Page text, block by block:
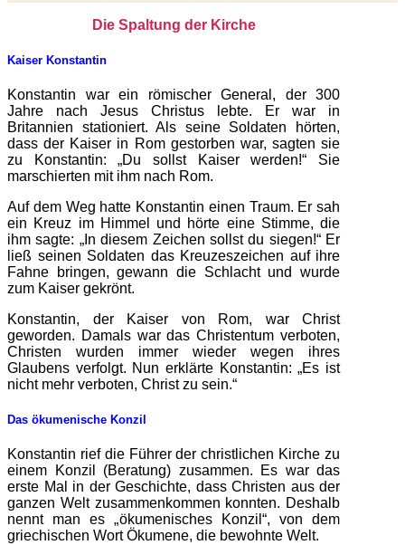
Die Spaltung der Kirche
Kaiser Konstantin
Konstantin war ein römischer General, der 300
Jahre nach Jesus Christus lebte. Er war in
Britannien stationiert. Als seine Soldaten hörten,
dass der Kaiser in Rom gestorben war, sagten sie
zu Konstantin: „Du sollst Kaiser werden!“ Sie
marschierten mit ihm nach Rom.
Auf dem Weg hatte Konstantin einen Traum. Er sah
ein Kreuz im Himmel und hörte eine Stimme, die
ihm sagte: „In diesem Zeichen sollst du siegen!“ Er
ließ seinen Soldaten das Kreuzeszeichen auf ihre
Fahne bringen, gewann die Schlacht und wurde
zum Kaiser gekrönt.
Konstantin, der Kaiser von Rom, war Christ
geworden. Damals war das Christentum verboten,
Christen wurden immer wieder wegen ihres
Glaubens verfolgt. Nun erklärte Konstantin: „Es ist
nicht mehr verboten, Christ zu sein.“
Das ökumenische Konzil
Konstantin rief die Führer der christlichen Kirche zu
einem Konzil (Beratung) zusammen. Es war das
erste Mal in der Geschichte, dass Christen aus der
ganzen Welt zusammenkommen konnten. Deshalb
nennt man es „ökumenisches Konzil“, von dem
griechischen Wort Ökumene, die bewohnte Welt.